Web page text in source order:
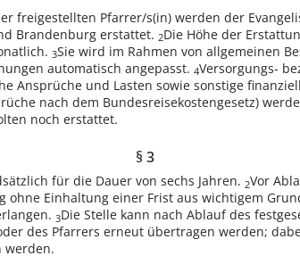
freigestellten Pfarrer/s(in) werden der
Brandenburg erstattet. 2Die Höhe der
3Sie wird im Rahmen von allgemeinen
automatisch angepasst.4Versorgungs-
Ansprüche und Lasten sowie sonstige
nach dem Bundesreisekostengesetz)
noch erstattet.
§ 3
für die Dauer von sechs Jahren. 2Vor
ohne Einhaltung einer Frist aus wichtigem
3Die Stelle kann nach Ablauf des
des Pfarrers erneut übertragen werden;
werden.